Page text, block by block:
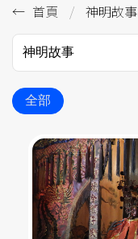
首頁 神明故事
神明故事
全部